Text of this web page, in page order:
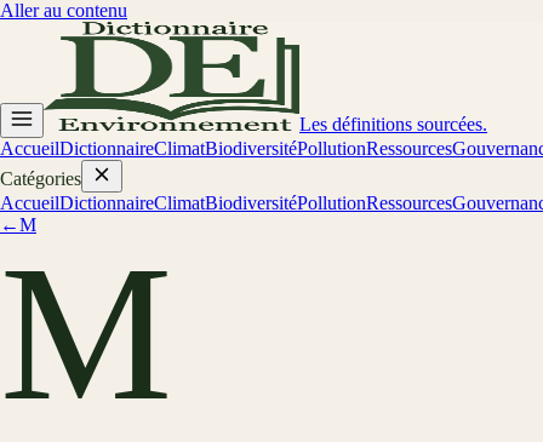
Aller au contenu
Les définitions sourcées.
AccueilDictionnaireClimatBiodiversitéPollutionRessources
Catégories
AccueilDictionnaireClimatBiodiversitéPollutionRessources
←M
M